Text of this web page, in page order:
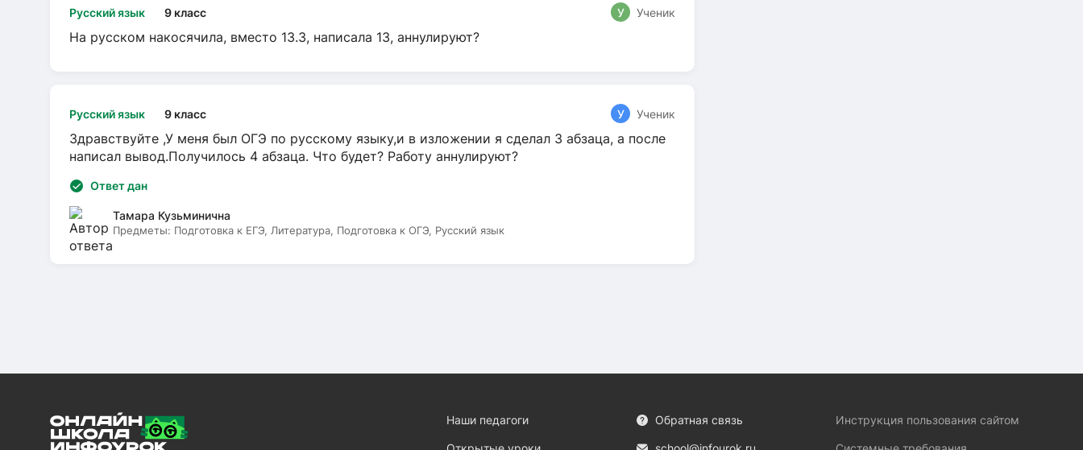
Русский язык 9 класс У Ученик
На русском накосячила, вместо 13.3, написала 13, аннулируют?
Русский язык 9 класс У Ученик
Здравствуйте ,У меня был ОГЭ по русскому языку,и в изложении я сделал 3 абзаца, а после
написал вывод.Получилось 4 абзаца. Что будет? Работу аннулируют?
Ответ дан
Тамара Кузьминична
Предметы: Подготовка к ЕГЭ, Литература, Подготовка к ОГЭ, Русский язык
Наши педагоги Обратная связь Инструкция пользования сайтом